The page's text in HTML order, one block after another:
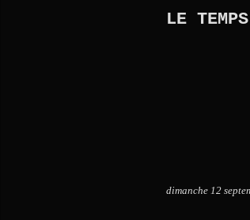
LE
dimanche 12